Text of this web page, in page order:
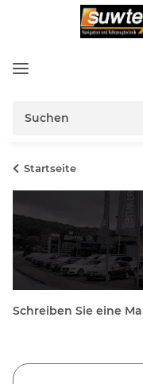
Startseite
Schreiben Sie eine